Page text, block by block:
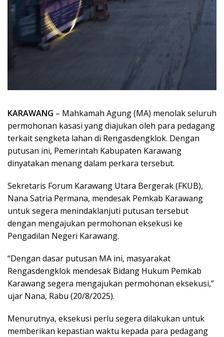
KARAWANG – Mahkamah Agung (MA) menolak seluruh
permohonan kasasi yang diajukan oleh para pedagang
terkait sengketa lahan di Rengasdengklok. Dengan
putusan ini, Pemerintah Kabupaten Karawang
dinyatakan menang dalam perkara tersebut.
Sekretaris Forum Karawang Utara Bergerak (FKUB),
Nana Satria Permana, mendesak Pemkab Karawang
untuk segera menindaklanjuti putusan tersebut
dengan mengajukan permohonan eksekusi ke
Pengadilan Negeri Karawang.
“Dengan dasar putusan MA ini, masyarakat
Rengasdengklok mendesak Bidang Hukum Pemkab
Karawang segera mengajukan permohonan eksekusi,”
ujar Nana, Rabu (20/8/2025).
Menurutnya, eksekusi perlu segera dilakukan untuk
memberikan kepastian waktu kepada para pedagang